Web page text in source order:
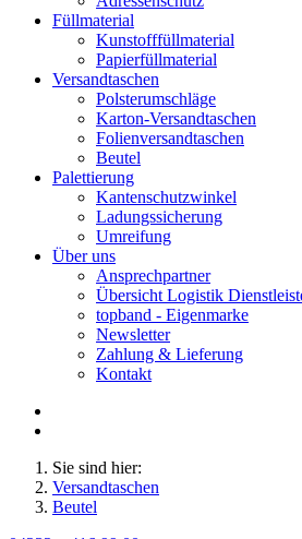
Füllmaterial
Kunstofffüllmaterial
Papierfüllmaterial
Versandtaschen
Polsterumschläge
Karton-Versandtaschen
Folienversandtaschen
Beutel
Palettierung
Kantenschutzwinkel
Ladungssicherung
Umreifung
Über uns
Ansprechpartner
Übersicht Logistik
topband - Eigenmarke
Newsletter
Zahlung & Lieferung
Kontakt
Sie sind hier:
Versandtaschen
Beutel